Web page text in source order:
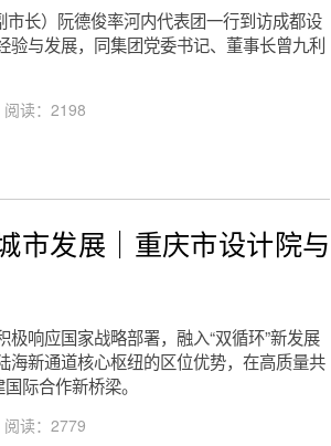
长）阮德俊率河内代表团一行到访成都设
与发展，同集团党委书记、董事长曾九利
阅读：2198
市发展｜重庆市设计院与
响应国家战略部署，融入“双循环”新发展
新通道核心枢纽的区位优势，在高质量共
际合作新桥梁。
阅读：2779